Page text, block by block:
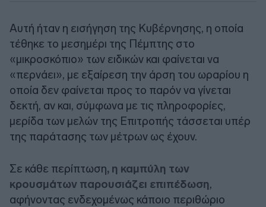
Αυτή ήταν η εισήγηση της Κυβέρνησης, η οποία
τέθηκε το μεσημέρι της Πέμπτης στο
«μικροσκόπιο» των ειδικών και φαίνεται να
«περνάει», με εξαίρεση την άρση του ωραρίου η
οποία δεν φαίνεται προς το παρόν να γίνεται
δεκτή, αν και, σύμφωνα με τις πληροφορίες,
μερίδα των μελών της Επιτροπής τάσσεται υπέρ
της παράτασης των μέτρων ως έχουν.
Σε κάθε περίπτωση, η καμπύλη των
κρουσμάτων παρουσιάζει επιπέδωση,
αφήνοντας ενδεχομένως κάποιο περιθώριο